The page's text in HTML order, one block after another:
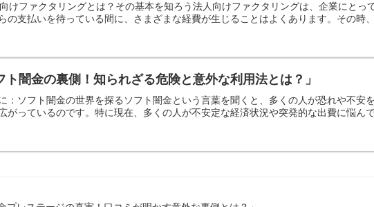
けファクタリングとは？その基本を知ろう法人向けファクタリングは、企業にとっ
の支払いを待っている間に、さまざまな経費が生じることはよくあります。その時
ト闇金の裏側！知られざる危険と意外な利用法とは？」
：ソフト闇金の世界を探るソフト闇金という言葉を聞くと、多くの人が恐れや不安
がっているのです。特に現在、多くの人が不安定な経済状況や突発的な出費に悩ん